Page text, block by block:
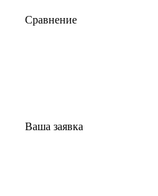
Сравнение
Ваша заявка